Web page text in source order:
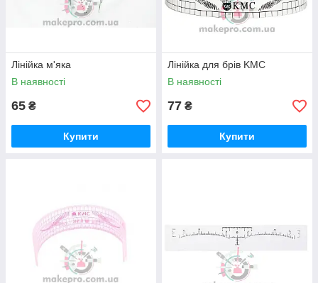
Лінійка м'яка
В наявності
65 ₴
Купити
Лінійка для брів KMC
В наявності
77 ₴
Купити